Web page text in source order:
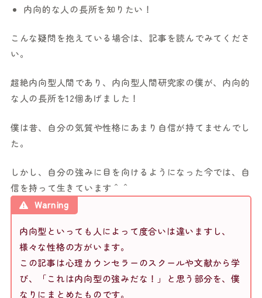
内向的な人の長所を知りたい！
こんな疑問を抱えている場合は、記事を読んでみてくださ
い。
超絶内向型人間であり、内向型人間研究家の僕が、内向的
な人の長所を12個あげました！
僕は昔、自分の気質や性格にあまり自信が持てませんでし
た。
しかし、自分の強みに目を向けるようになった今では、自
信を持って生きています＾＾
Warning
内向型といっても人によって度合いは違いますし、
様々な性格の方がいます。
この記事は心理カウンセラーのスクールや文献から学
び、「これは内向型の強みだな！」と思う部分を、僕
なりにまとめたものです。